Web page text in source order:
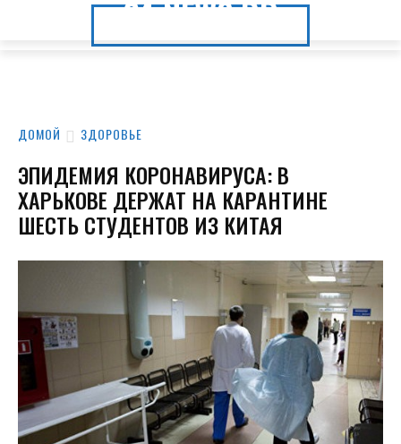
24.NEWS.DP
24.NEWS.DP
ДОМОЙ ЗДОРОВЬЕ
ЭПИДЕМИЯ КОРОНАВИРУСА: В
ХАРЬКОВЕ ДЕРЖАТ НА КАРАНТИНЕ
ШЕСТЬ СТУДЕНТОВ ИЗ КИТАЯ